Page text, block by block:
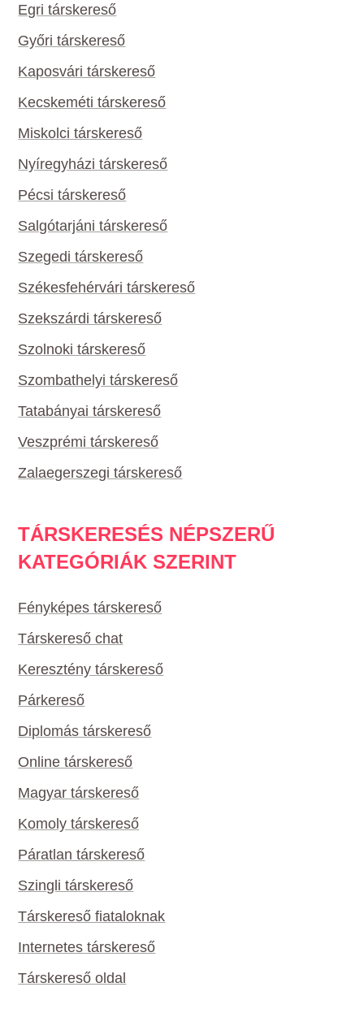
Egri társkereső
Győri társkereső
Kaposvári társkereső
Kecskeméti társkereső
Miskolci társkereső
Nyíregyházi társkereső
Pécsi társkereső
Salgótarjáni társkereső
Szegedi társkereső
Székesfehérvári társkereső
Szekszárdi társkereső
Szolnoki társkereső
Szombathelyi társkereső
Tatabányai társkereső
Veszprémi társkereső
Zalaegerszegi társkereső
TÁRSKERESÉS NÉPSZERŰ
KATEGÓRIÁK SZERINT
Fényképes társkereső
Társkereső chat
Keresztény társkereső
Párkereső
Diplomás társkereső
Online társkereső
Magyar társkereső
Komoly társkereső
Páratlan társkereső
Szingli társkereső
Társkereső fiataloknak
Internetes társkereső
Társkereső oldal